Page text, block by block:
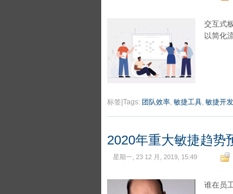
交互式
以简化
标签|Tags: 团队效率, 敏捷工具, 敏捷开发
2020年重大敏捷趋势
星期一, 23 12 月, 2019, 15:49
谁在员